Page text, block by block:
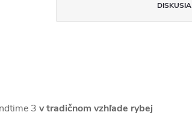
DISKUSIA
3 v tradičnom vzhľade rybej